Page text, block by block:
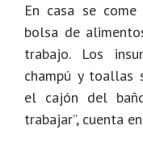
En casa se
bolsa de
trabajo. Los
champú y toallas
el cajón del
trabajar”, cuenta